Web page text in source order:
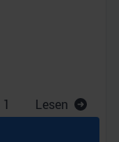
1
Lesen